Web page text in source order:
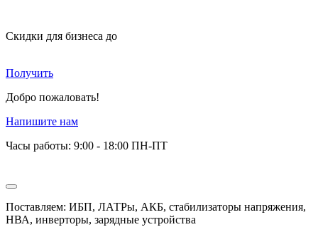
Скидки для бизнеса до
Получить
Добро пожаловать!
Напишите нам
Часы работы: 9:00 - 18:00 ПН-ПТ
Поставляем: ИБП, ЛАТРы, АКБ, стабилизаторы напряжения,
НВА, инверторы, зарядные устройства